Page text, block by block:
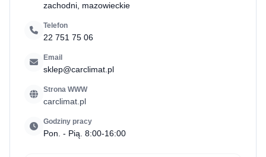
zachodni, mazowieckie
Telefon
22 751 75 06
Email
sklep@carclimat.pl
Strona WWW
carclimat.pl
Godziny pracy
Pon. - Pią. 8:00-16:00